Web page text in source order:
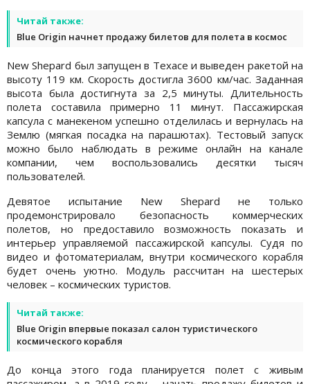
Читай также:
Blue Origin начнет продажу билетов для полета в космос
New Shepard был запущен в Техасе и выведен ракетой на
высоту 119 км. Скорость достигла 3600 км/час. Заданная
высота была достигнута за 2,5 минуты. Длительность
полета составила примерно 11 минут. Пассажирская
капсула с манекеном успешно отделилась и вернулась на
Землю (мягкая посадка на парашютах). Тестовый запуск
можно было наблюдать в режиме онлайн на канале
компании, чем воспользовались десятки тысяч
пользователей.
Девятое испытание New Shepard не только
продемонстрировало безопасность коммерческих
полетов, но предоставило возможность показать и
интерьер управляемой пассажирской капсулы. Судя по
видео и фотоматериалам, внутри космического корабля
будет очень уютно. Модуль рассчитан на шестерых
человек – космических туристов.
Читай также:
Blue Origin впервые показал салон туристического
космического корабля
До конца этого года планируется полет с живым